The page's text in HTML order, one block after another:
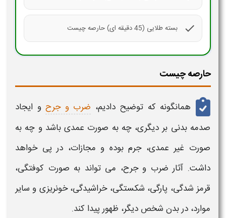
check بسته طلایی (45 دقیقه ای) حارصه چیست
حارصه چیست
همانگونه که توضیح دادیم، ضرب و جرح و ایجاد
صدمه بدنی بر دیگری، چه به صورت عمدی باشد و چه به
صورت غیر عمدی، جرم بوده و مجازات، در پی خواهد
داشت. آثار ضرب و جرح، می تواند به صورت کوفتگی،
قرمز شدگی، پارگی، شکستگی، خراشیدگی، خونریزی و سایر
موارد، در بدن شخص دیگر، ظهور پیدا کند.